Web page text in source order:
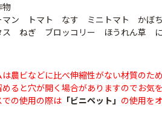
マン トマト なす ミニトマト かぼ
ス ねぎ ブロッコリー ほうれん草
農ビなどに比べ伸縮性がない材質のため
ると穴が開く場合がありますのでお気
の使用の際は 「ビニペット」 の使用を